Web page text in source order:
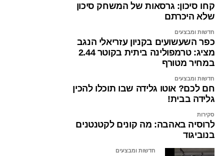
קחו סיכון: גרסאות של המשחק סיכון
שלא היכרתם
חדשות ומבצעים
כפר השעשועים בקניון עזריאלי הנגב
מציג: טרמפולינה ביתית בקוטר 2.44
במחיר מטורף
חדשות ומבצעים
חם לכם? אוטו גלידה שבו תוכלו להכין
גלידה בבית!
סקירות
לרוסיה באהבה: מה קונים לקטנטנים
בנוביגוד
חדשות ומבצעים